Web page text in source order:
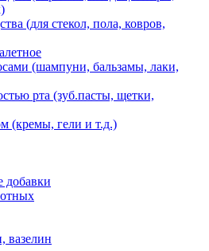
(для стекол, пола, ковров,
(шампуни, бальзамы, лаки,
рта (зуб.пасты, щетки,
(кремы, гели и т.д.)
добавки
вазелин